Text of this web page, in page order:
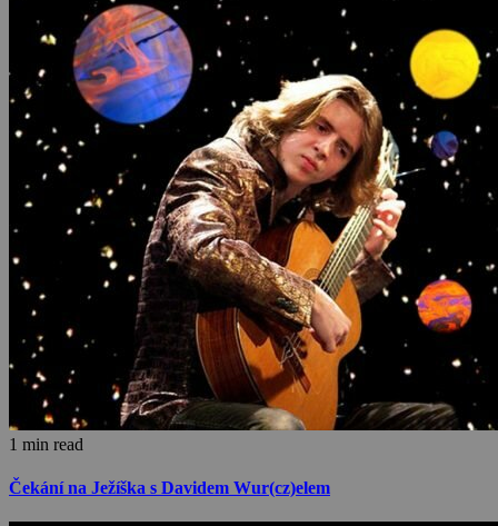
1 min read
Čekání na Ježíška s Davidem Wur(cz)elem